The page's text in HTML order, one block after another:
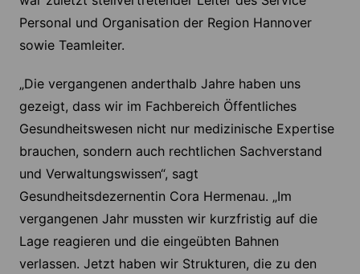
Personal und Organisation der Region Hannover
sowie Teamleiter.
„Die vergangenen anderthalb Jahre haben uns
gezeigt, dass wir im Fachbereich Öffentliches
Gesundheitswesen nicht nur medizinische Expertise
brauchen, sondern auch rechtlichen Sachverstand
und Verwaltungswissen“, sagt
Gesundheitsdezernentin Cora Hermenau. „Im
vergangenen Jahr mussten wir kurzfristig auf die
Lage reagieren und die eingeübten Bahnen
verlassen. Jetzt haben wir Strukturen, die zu den